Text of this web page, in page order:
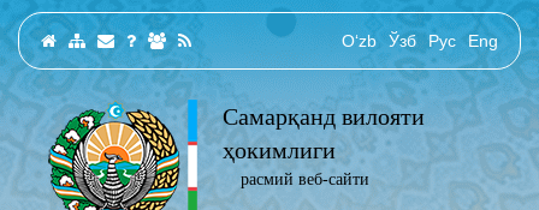
O‘zb Ўзб Рус Eng
Самарқанд вилояти
ҳокимлиги
расмий веб-сайти